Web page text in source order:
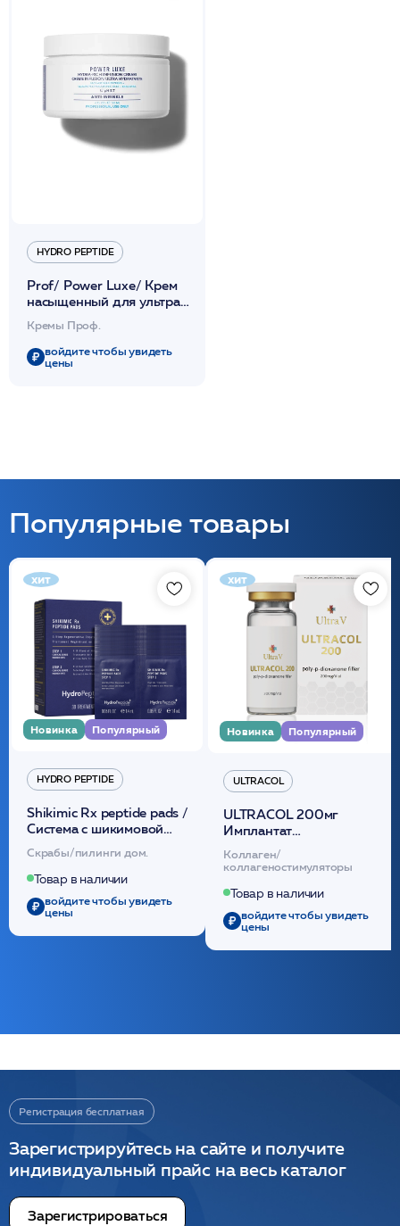
HYDRO PEPTIDE
Prof/ Power Luxe/ Крем
насыщенный для ультра
омоложения и
интенсивной гидратации
кожи 118мл /HP
Кремы Проф.
войдите чтобы увидеть
цены
Популярные товары
хит
Новинка Популярный
HYDRO PEPTIDE
Shikimic Rx peptide pads /
Cистема с шикимовой
кислотой обновляющая
(30шт) /HP
Скрабы/пилинги дом.
Товар в наличии
войдите чтобы увидеть
цены
хит
Новинка Популярный
ULTRACOL
ULTRACOL 200мг
Имплантат
внутридермальный,
стерильный на основе
полидиоксанона
/ULTRACOL
Коллаген/
коллагеностимуляторы
Товар в наличии
войдите чтобы увидеть
цены
Регистрация бесплатная
Зарегистрируйтесь на сайте и получите
индивидуальный прайс на весь каталог
Зарегистрироваться